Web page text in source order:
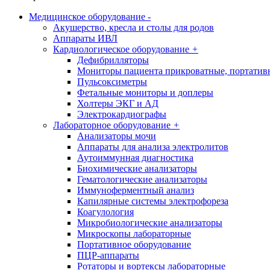
Медицинское оборудование -
Акушерство, кресла и столы для родов
Аппараты ИВЛ
Кардиологическое оборудование +
Дефибрилляторы
Мониторы пациента прикроватные,
Пульсоксиметры
Фетальные мониторы и доплеры
Холтеры ЭКГ и АД
Электрокардиографы
Лабораторное оборудование +
Анализаторы мочи
Аппараты для анализа электролитов
Аутоиммунная диагностика
Биохимические анализаторы
Гематологические анализаторы
Иммуноферментный анализ
Капилярные системы электрофореза
Коагулология
Микробиологические анализаторы
Микроскопы лабораторные
Портативное оборудование
ПЦР-аппараты
Ротаторы и вортексы лабораторные